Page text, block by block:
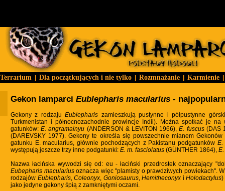
Terrarium Dla początkujących i nie tylko Rozmnażanie Karmienie
Gekon lamparci Eublepharis macularius -
Gekony z rodzajuEublepharis zamieszkują pustynne i półpustynne
Turkmenistan i północnozachodnie prowincje Indii). Można spotkać je
gatunków:E. angramainyu (ANDERSON & LEVITON 1966),E. fuscus(DAS
(DAREVSKY 1977). Gekony te określa się powszechnie mianem
gatunku E. macularius, głównie pochodzących z Pakistanu podgatunków E.
występują jeszcze trzy inne podgatunki: E. m. fasciolatus (GÜNTHER 1864),
Nazwa łacińska wywodzi się od: eu - łaciński przedrostek oznaczający
Eubepharis maculariusoznacza więc "plamisty o prawdziwych powiekach".
rodzajów Eublepharis,Coleonyx, Goniosaurus,Hemitheconyx iHolodactylus)
jako jedyne gekony śpią z zamkniętymi oczami.